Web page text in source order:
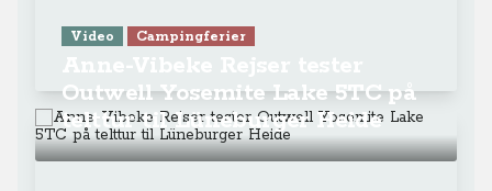
Video Campingferier
Outwell Yosemite Lake 5TC på
telttur til Lüneburger Heide